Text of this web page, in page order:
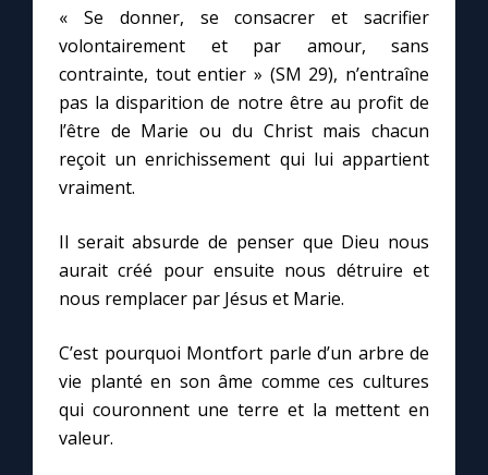
Faire un don
Marie de Nazareth
« Se donner, se consacrer et sacrifier
volontairement et par amour, sans
contrainte, tout entier » (SM 29), n’entraîne
pas la disparition de notre être au profit de
l’être de Marie ou du Christ mais chacun
reçoit un enrichissement qui lui appartient
vraiment.
Il serait absurde de penser que Dieu nous
aurait créé pour ensuite nous détruire et
nous remplacer par Jésus et Marie.
C’est pourquoi Montfort parle d’un arbre de
vie planté en son âme comme ces cultures
qui couronnent une terre et la mettent en
valeur.